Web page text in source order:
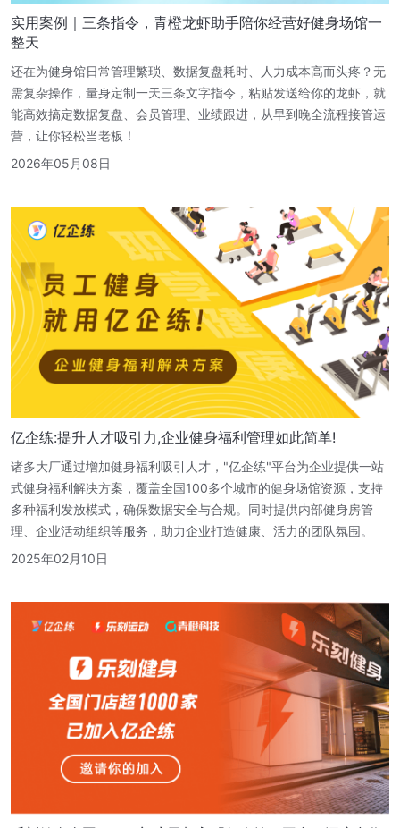
实用案例｜三条指令，青橙龙虾助手陪你经营好健身场馆一
整天
还在为健身馆日常管理繁琐、数据复盘耗时、人力成本高而头疼？无
需复杂操作，量身定制一天三条文字指令，粘贴发送给你的龙虾，就
能高效搞定数据复盘、会员管理、业绩跟进，从早到晚全流程接管运
营，让你轻松当老板！
2026年05月08日
亿企练:提升人才吸引力,企业健身福利管理如此简单!
诸多大厂通过增加健身福利吸引人才，"亿企练"平台为企业提供一站
式健身福利解决方案，覆盖全国100多个城市的健身场馆资源，支持
多种福利发放模式，确保数据安全与合规。同时提供内部健身房管
理、企业活动组织等服务，助力企业打造健康、活力的团队氛围。
2025年02月10日